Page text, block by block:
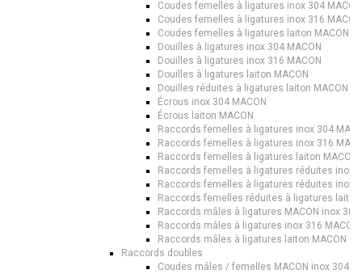
Coudes femelles à ligatures inox 304 MACON
Coudes femelles à ligatures inox 316 MACON
Coudes femelles à ligatures laiton MACON
Douilles à ligatures inox 304 MACON
Douilles à ligatures inox 316 MACON
Douilles à ligatures laiton MACON
Douilles réduites à ligatures laiton MACON
Écrous inox 304 MACON
Écrous laiton MACON
Raccords femelles à ligatures inox 304
Raccords femelles à ligatures inox 316
Raccords femelles à ligatures laiton MACON
Raccords femelles à ligatures réduites inox
Raccords femelles à ligatures réduites inox
Raccords femelles réduites à ligatures laiton
Raccords mâles à ligatures MACON inox 304
Raccords mâles à ligatures inox 316 MACON
Raccords mâles à ligatures laiton MACON
Raccords doubles
Coudes mâles / femelles MACON inox 304L